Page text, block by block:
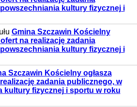
kultury fizycznej i
Gmina Szczawin Kościelny
na realizację zadania
kultury fizycznej i
Szczawin Kościelny ogłasza
zadania publicznego, w
kultury fizycznej i sportu w roku